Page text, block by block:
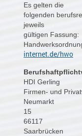
Es gelten die
folgenden
jeweils
gültigen Fassung:
internet.de/hwo
HDI Gerling
Firmen- und
Neumarkt
15
66117
Saarbrücken